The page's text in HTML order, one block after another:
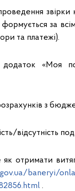
звірки
формується за
та платежі).
додаток «Моя
з
відсутність
як отримати
baneryi/
.